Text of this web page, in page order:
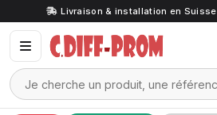
Livraison & installation en Suisse